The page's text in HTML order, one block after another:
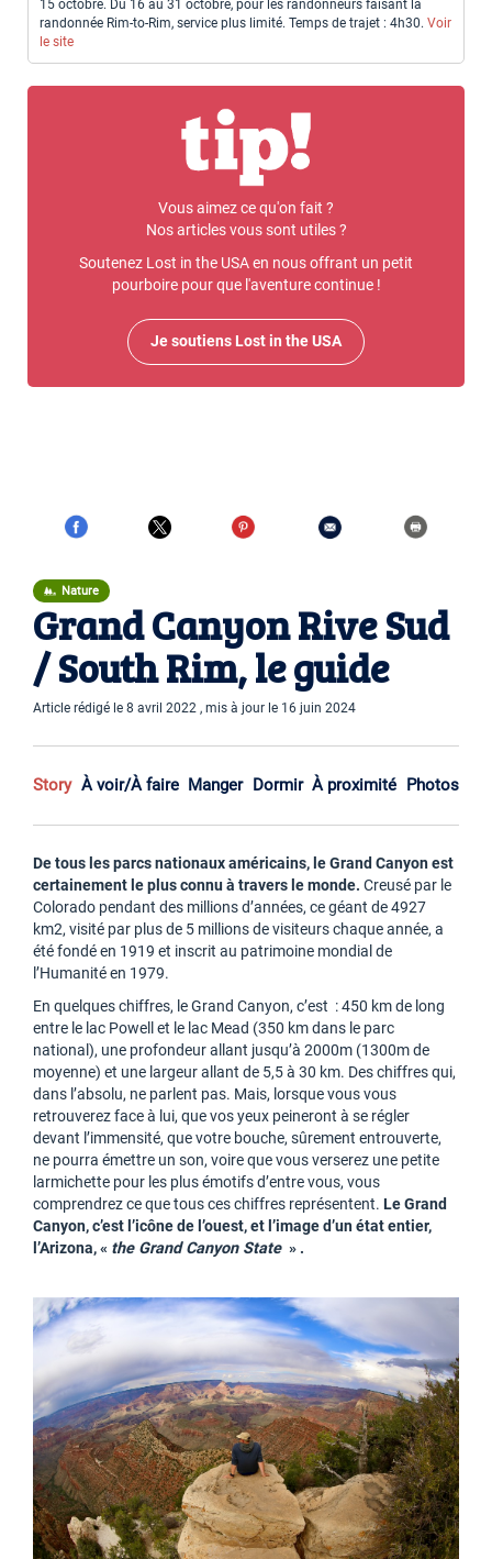
Nature
Grand Canyon Rive Sud
/ South Rim, le guide
Article rédigé le 8 avril 2022 , mis à jour le 16 juin 2024
Story À voir/À faire Manger Dormir À proximité Photos
De tous les parcs nationaux américains, le Grand Canyon est
certainement le plus connu à travers le monde. Creusé par le
Colorado pendant des millions d’années, ce géant de 4927
km2, visité par plus de 5 millions de visiteurs chaque année, a
été fondé en 1919 et inscrit au patrimoine mondial de
l’Humanité en 1979.
En quelques chiffres, le Grand Canyon, c’est : 450 km de long
entre le lac Powell et le lac Mead (350 km dans le parc
national), une profondeur allant jusqu’à 2000m (1300m de
moyenne) et une largeur allant de 5,5 à 30 km. Des chiffres qui,
dans l’absolu, ne parlent pas. Mais, lorsque vous vous
retrouverez face à lui, que vos yeux peineront à se régler
devant l’immensité, que votre bouche, sûrement entrouverte,
ne pourra émettre un son, voire que vous verserez une petite
larmichette pour les plus émotifs d’entre vous, vous
comprendrez ce que tous ces chiffres représentent. Le Grand
Canyon, c’est l’icône de l’ouest, et l’image d’un état entier,
l’Arizona, « the Grand Canyon State » .
15 octobre. Du 16 au 31 octobre, pour les randonneurs faisant la
randonnée Rim-to-Rim, service plus limité. Temps de trajet : 4h30. Voir
le site
Vous aimez ce qu'on fait ?
Nos articles vous sont utiles ?
Soutenez Lost in the USA en nous offrant un petit
pourboire pour que l'aventure continue !
Je soutiens Lost in the USA